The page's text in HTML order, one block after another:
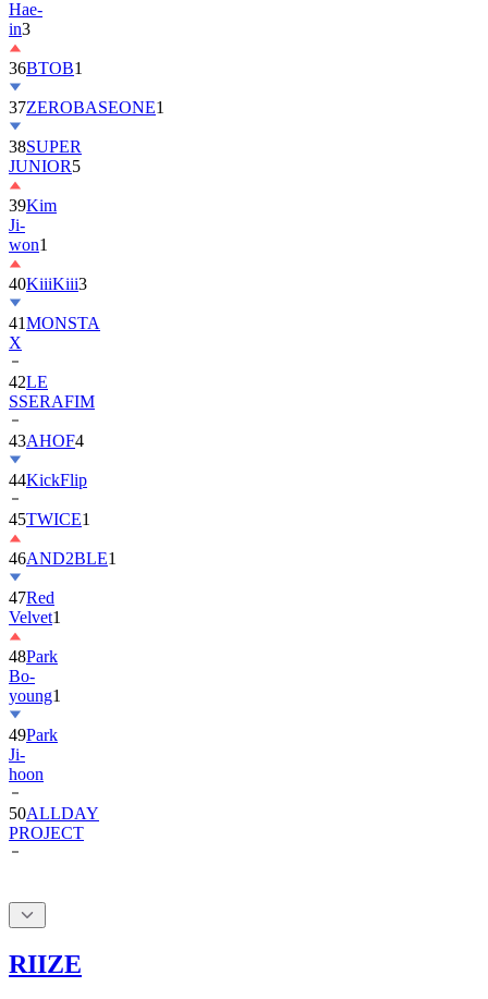
36BTOB
37ZEROBASEONE
38SUPER
JUNIOR
39Kim
Ji-
won1
40KiiiKiii
41MONSTA
X
42
SSERAFIM
43AHOF4
44KickFlip
45TWICE1
46AND2BLE
47Red
Velvet
48Park
Bo-
young1
49Park
Ji-
hoon
50ALLDAY
PROJECT
RIIZE